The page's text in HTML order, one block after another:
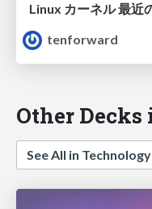
tenforward
Other
See All in Technology